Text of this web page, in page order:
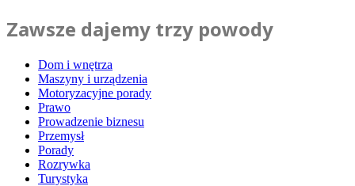
Zawsze dajemy trzy powody
Dom i wnętrza
Maszyny i urządzenia
Motoryzacyjne porady
Prawo
Prowadzenie biznesu
Przemysł
Porady
Rozrywka
Turystyka